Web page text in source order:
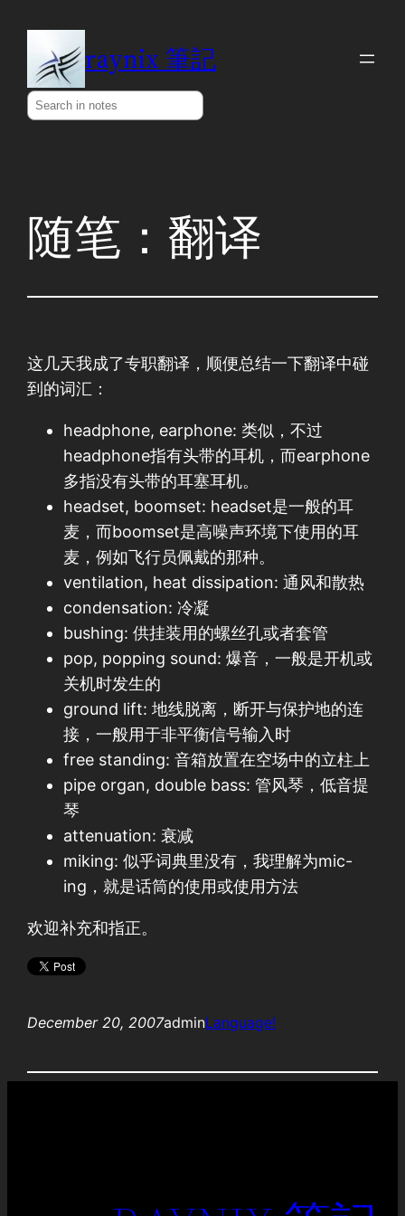
content
raynix 筆記
Search
随笔：翻译
这几天我成了专职翻译，顺便总结一下翻译中碰
到的词汇：
headphone, earphone: 类似，不过
headphone指有头带的耳机，而earphone
多指没有头带的耳塞耳机。
headset, boomset: headset是一般的耳
麦，而boomset是高噪声环境下使用的耳
麦，例如飞行员佩戴的那种。
ventilation, heat dissipation: 通风和散热
condensation: 冷凝
bushing: 供挂装用的螺丝孔或者套管
pop, popping sound: 爆音，一般是开机或
关机时发生的
ground lift: 地线脱离，断开与保护地的连
接，一般用于非平衡信号输入时
free standing: 音箱放置在空场中的立柱上
pipe organ, double bass: 管风琴，低音提
琴
attenuation: 衰减
miking: 似乎词典里没有，我理解为mic-
ing，就是话筒的使用或使用方法
欢迎补充和指正。
December 20, 2007adminLanguage!